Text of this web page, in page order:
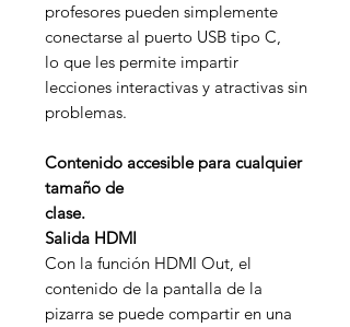
profesores pueden simplemente
conectarse al puerto USB tipo C,
lo que les permite impartir
lecciones interactivas y atractivas sin
problemas.
Contenido accesible para cualquier
tamaño de
clase.
Salida HDMI
Con la función HDMI Out, el
contenido de la pantalla de la
pizarra se puede compartir en una